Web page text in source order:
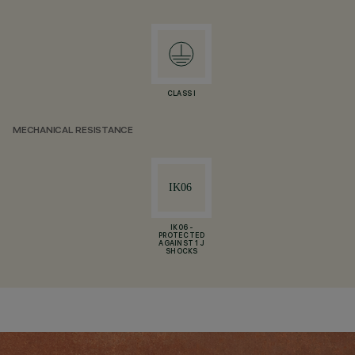
CLASS I
MECHANICAL RESISTANCE
IK06 -
PROTECTED
AGAINST 1 J
SHOCKS